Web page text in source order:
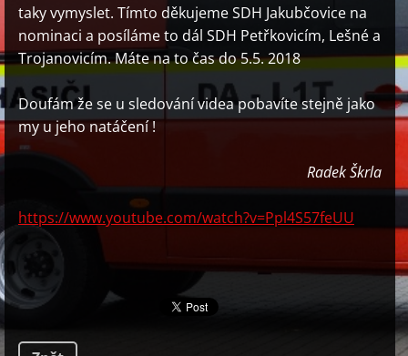
taky vymyslet. Tímto děkujeme SDH Jakubčovice na
nominaci a posíláme to dál SDH Petřkovicím, Lešné a
Trojanovicím. Máte na to čas do 5.5. 2018
Doufám že se u sledování videa pobavíte stejně jako
my u jeho natáčení !
Radek Škrla
https://www.youtube.com/watch?v=Ppl4S57feUU